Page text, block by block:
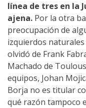
línea de tres en la
ajena. Por la otra
preocupación de
izquierdos
olvidó de Frank
Machado de
equipos, Johan
Borja no es titular
qué razón tampoco